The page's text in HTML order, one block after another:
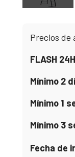
Precios de
FLASH
Mínimo 2
Mínimo 1
Mínimo 3
Fecha de